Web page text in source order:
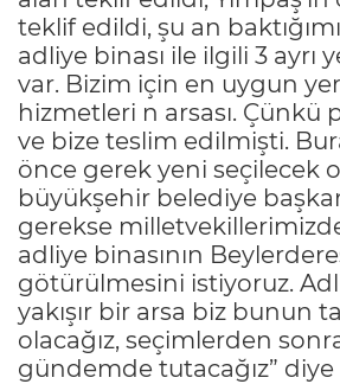
teklif edildi, şu an
adliye binası ile ilgili 3 ayrı
var. Bizim için en uygun
hizmetleri n arsası. Çünkü
ve bize teslim edilmişti.
önce gerek yeni seçilecek
büyükşehir belediye
gerekse
adliye binasının
götürülmesini istiyoruz.
yakışır bir arsa biz bunun
olacağız, seçimlerden
gündemde tutacağız”